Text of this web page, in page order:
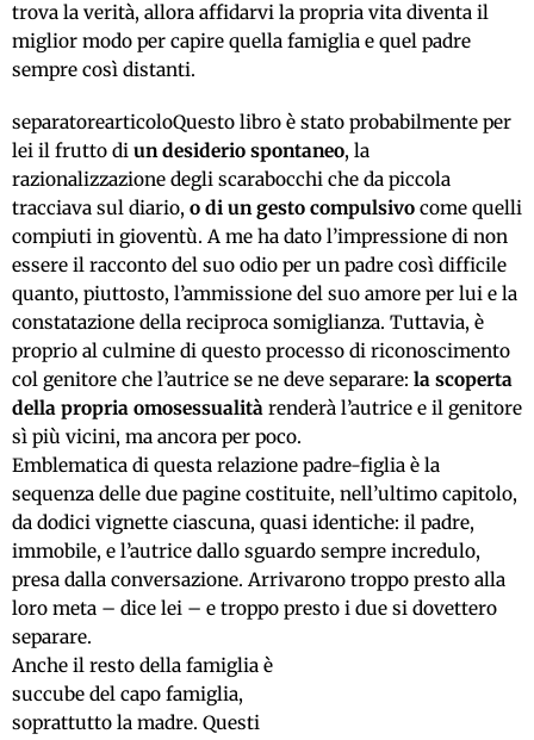
trova la verità, allora affidarvi la propria vita diventa il
miglior modo per capire quella famiglia e quel padre
sempre così distanti.
separatorearticoloQuesto libro è stato probabilmente per
lei il frutto di un desiderio spontaneo, la
razionalizzazione degli scarabocchi che da piccola
tracciava sul diario, o di un gesto compulsivo come quelli
compiuti in gioventù. A me ha dato l’impressione di non
essere il racconto del suo odio per un padre così difficile
quanto, piuttosto, l’ammissione del suo amore per lui e la
constatazione della reciproca somiglianza. Tuttavia, è
proprio al culmine di questo processo di riconoscimento
col genitore che l’autrice se ne deve separare: la scoperta
della propria omosessualità renderà l’autrice e il genitore
sì più vicini, ma ancora per poco.
Emblematica di questa relazione padre-figlia è la
sequenza delle due pagine costituite, nell’ultimo capitolo,
da dodici vignette ciascuna, quasi identiche: il padre,
immobile, e l’autrice dallo sguardo sempre incredulo,
presa dalla conversazione. Arrivarono troppo presto alla
loro meta – dice lei – e troppo presto i due si dovettero
separare.
Anche il resto della famiglia è
succube del capo famiglia,
soprattutto la madre. Questi